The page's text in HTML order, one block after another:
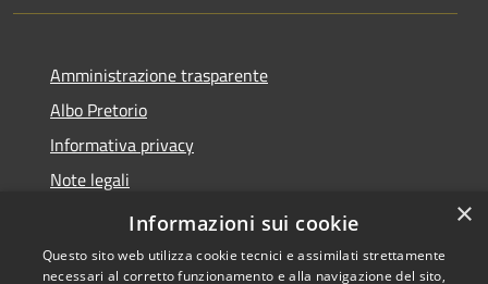
Amministrazione trasparente
Albo Pretorio
Informativa privacy
Note legali
Dichiarazione di accessibilità
×
Informazioni sui cookie
Questo sito web utilizza cookie tecnici e assimilati strettamente
necessari al corretto funzionamento e alla navigazione del sito,